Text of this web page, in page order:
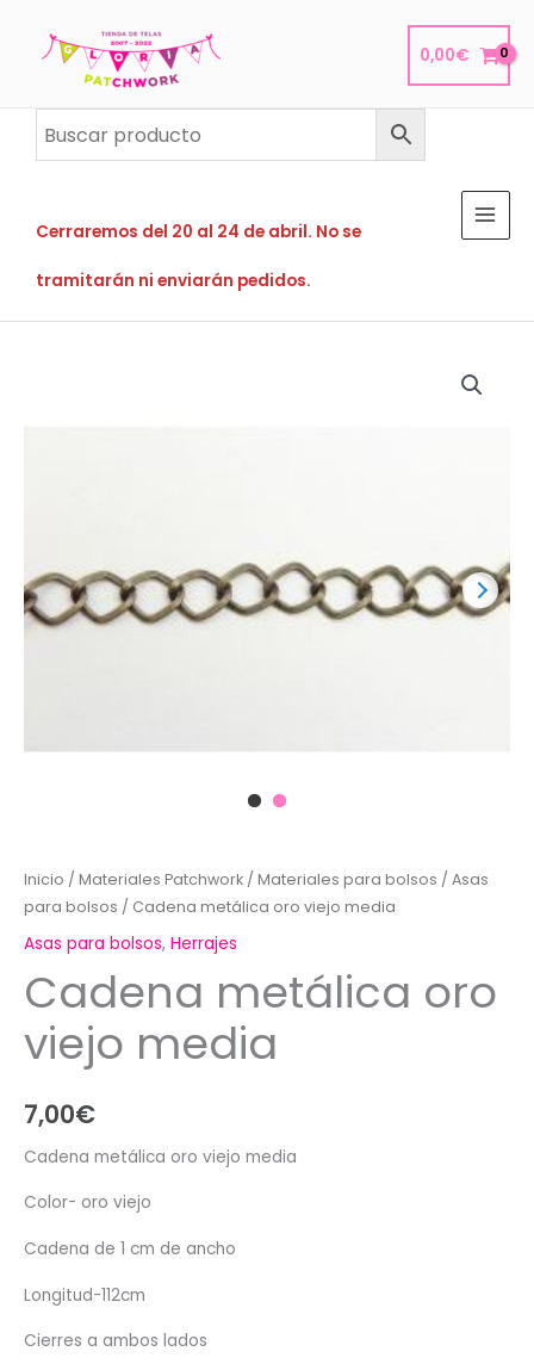
0,00€
Cerraremos del 20 al 24 de abril. No se
tramitarán ni enviarán pedidos.
Inicio / Materiales Patchwork / Materiales para bolsos / Asas
para bolsos / Cadena metálica oro viejo media
Asas para bolsos, Herrajes
Cadena metálica oro
viejo media
7,00€
Cadena metálica oro viejo media
Color- oro viejo
Cadena de 1 cm de ancho
Longitud-112cm
Cierres a ambos lados